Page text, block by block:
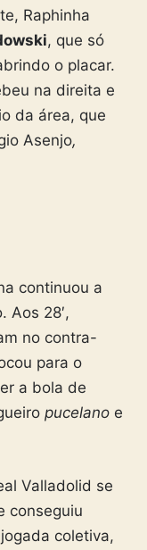
Raphinha
, que só
o placar.
na direita e
da área, que
Asenjo,
continuou a
Aos 28′,
no contra-
para o
a bola de
pucelano e
Valladolid se
conseguiu
coletiva,